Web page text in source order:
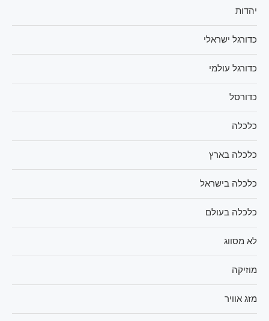
יהדות
כדורגל ישראלי
כדורגל עולמי
כדורסל
כלכלה
כלכלה בארץ
כלכלה בישראל
כלכלה בעולם
לא מסווג
מוזיקה
מזג אוויר